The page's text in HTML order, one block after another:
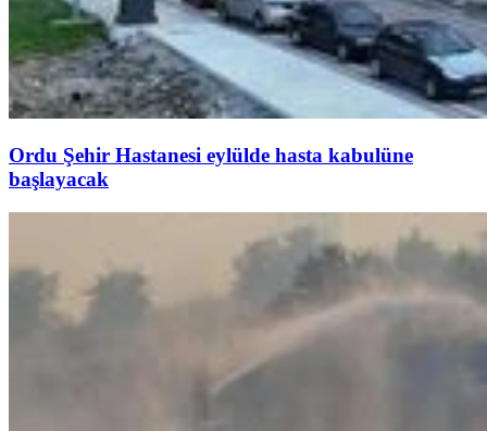
Ordu Şehir Hastanesi eylülde hasta kabulüne
başlayacak